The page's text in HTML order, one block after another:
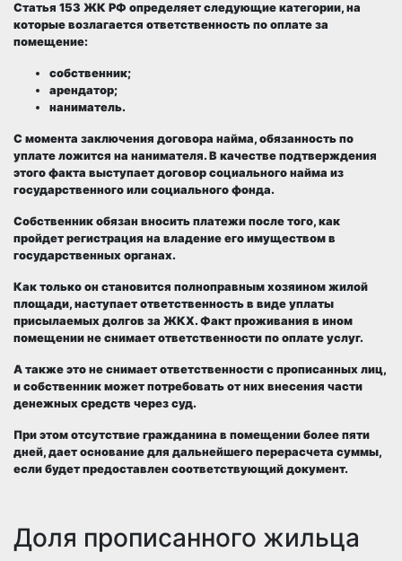
Статья 153 ЖК РФ определяет следующие категории, на
которые возлагается ответственность по оплате за
помещение:
собственник;
арендатор;
наниматель.
С момента заключения договора найма, обязанность по
уплате ложится на нанимателя. В качестве подтверждения
этого факта выступает договор социального найма из
государственного или социального фонда.
Собственник обязан вносить платежи после того, как
пройдет регистрация на владение его имуществом в
государственных органах.
Как только он становится полноправным хозяином жилой
площади, наступает ответственность в виде уплаты
присылаемых долгов за ЖКХ. Факт проживания в ином
помещении не снимает ответственности по оплате услуг.
А также это не снимает ответственности с прописанных лиц,
и собственник может потребовать от них внесения части
денежных средств через суд.
При этом отсутствие гражданина в помещении более пяти
дней, дает основание для дальнейшего перерасчета суммы,
если будет предоставлен соответствующий документ.
Доля прописанного жильца